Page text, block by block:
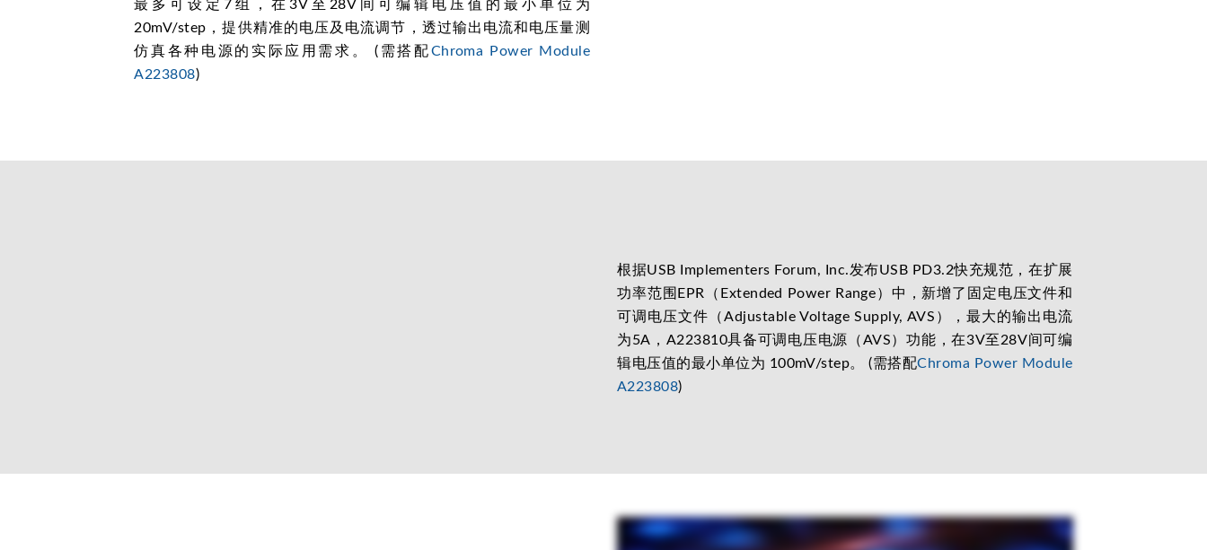
最多可设定7组，在3V至28V间可编辑电压值的最小单位为
20mV/step，提供精准的电压及电流调节，透过输出电流和电压量测
仿真各种电源的实际应用需求。 (需搭配Chroma Power Module
A223808)
根据USB Implementers Forum, Inc.发布USB PD3.2快充规范，在扩展
功率范围EPR（Extended Power Range）中，新增了固定电压文件和
可调电压文件（Adjustable Voltage Supply, AVS），最大的输出电流
为5A，A223810具备可调电压电源（AVS）功能，在3V至28V间可编
辑电压值的最小单位为 100mV/step。 (需搭配Chroma Power Module
A223808)